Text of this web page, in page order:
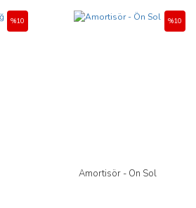
%10
Amortisör - Ön Sol
%10